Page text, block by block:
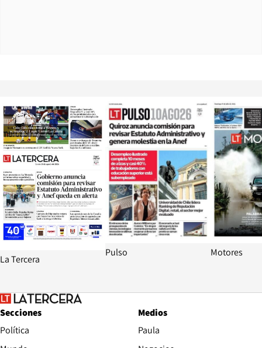
Opens in new window
La Tercera
Opens in
Pulso Motores
Secciones
Política
Medios
Paula